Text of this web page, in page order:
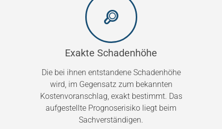
Exakte Schadenhöhe
Die bei ihnen entstandene Schadenhöhe
wird, im Gegensatz zum bekannten
Kostenvoranschlag, exakt bestimmt. Das
aufgestellte Prognoserisiko liegt beim
Sachverständigen.